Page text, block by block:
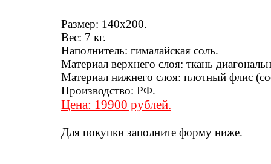
Размер: 140x200.
Вес: 7 кг.
Наполнитель: гималайская соль.
Материал верхнего слоя: ткань
Материал нижнего слоя: плотный флис
Производство: РФ.
Цена: 19900 рублей.
Для покупки заполните форму ниже.